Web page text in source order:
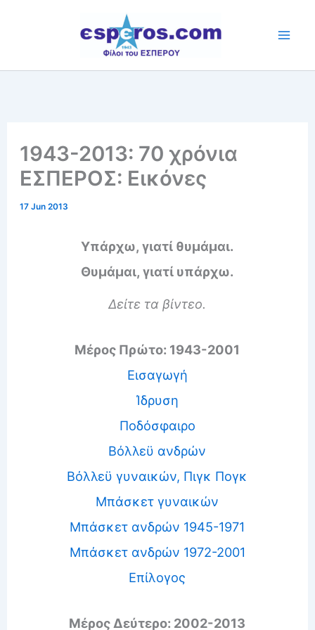
1943-2013: 70 χρόνια
ΕΣΠΕΡΟΣ: Εικόνες
17 Jun 2013
Υπάρχω, γιατί θυμάμαι.
Θυμάμαι, γιατί υπάρχω.
Δείτε τα βίντεο.
Μέρος Πρώτο: 1943-2001
Εισαγωγή
Ίδρυση
Ποδόσφαιρο
Βόλλεϋ ανδρών
Βόλλεϋ γυναικών, Πιγκ Πογκ
Μπάσκετ γυναικών
Μπάσκετ ανδρών 1945-1971
Μπάσκετ ανδρών 1972-2001
Επίλογος
Μέρος Δεύτερο: 2002-2013